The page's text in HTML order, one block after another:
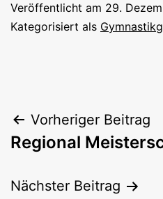
Veröffentlicht am 29.
Kategorisiert als
Vorheriger Beitrag
Regional
Nächster Beitrag